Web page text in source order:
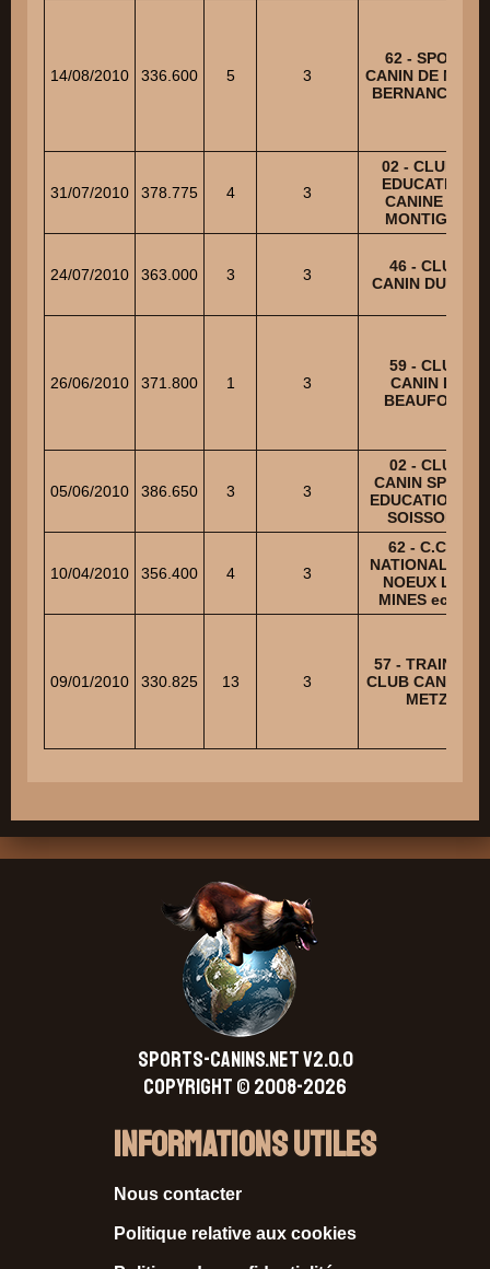
14/08/2010 336.600 5 3
62 - SPORT
CANIN DE MONT
BERNANCHON
31/07/2010 378.775 4 3
02 - CLUB D
EDUCATION
CANINE DE
MONTIGNY
24/07/2010 363.000 3 3
46 - CLUB
CANIN DU LOT
26/06/2010 371.800 1 3
59 - CLUB
CANIN DE
BEAUFORT
05/06/2010 386.650 3 3
02 - CLUB
CANIN SPORT
EDUCATION DE
SOISSONS
10/04/2010 356.400 4 3
62 - C.C.U.
NATIONALE DE
NOEUX LES
MINES ech. 3
09/01/2010 330.825 13 3
57 - TRAINING
CLUB CANIN DE
METZ
SPORTS-CANINS.NET V2.0.0
Copyright © 2008-2026
Informations Utiles
Nous contacter
Politique relative aux cookies